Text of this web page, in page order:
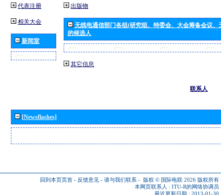
代表注册
相关大会
新闻室
出版物
无线电通信部门各组(研究组、特委会、大会筹备会议
的候选人
其它信息
联系人
[Newsflashes]
回到本页页首 - 反馈意见 - 请与我们联系 - 版权 © 国际电联 2026 版权所有
本网页联系人 : ITU-R的网络协调员
最近更新日期 : 2013-01-30